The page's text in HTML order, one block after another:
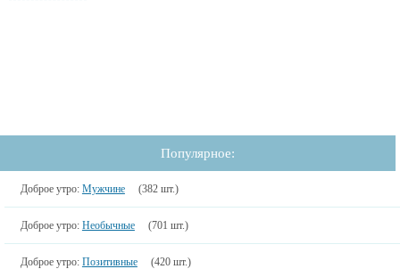
Популярное:
Доброе утро: Мужчине (382 шт.)
Доброе утро: Необычные (701 шт.)
Доброе утро: Позитивные (420 шт.)